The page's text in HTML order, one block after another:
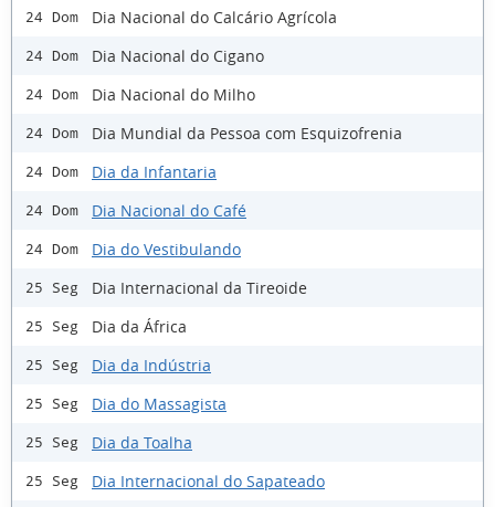
24 Dom Dia Nacional do Calcário Agrícola
24 Dom Dia Nacional do Cigano
24 Dom Dia Nacional do Milho
24 Dom Dia Mundial da Pessoa com Esquizofrenia
24 Dom Dia da Infantaria
24 Dom Dia Nacional do Café
24 Dom Dia do Vestibulando
25 Seg Dia Internacional da Tireoide
25 Seg Dia da África
25 Seg Dia da Indústria
25 Seg Dia do Massagista
25 Seg Dia da Toalha
25 Seg Dia Internacional do Sapateado